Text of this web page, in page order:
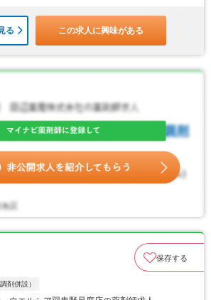
る この求人に興味がある
保存する
剤併設）